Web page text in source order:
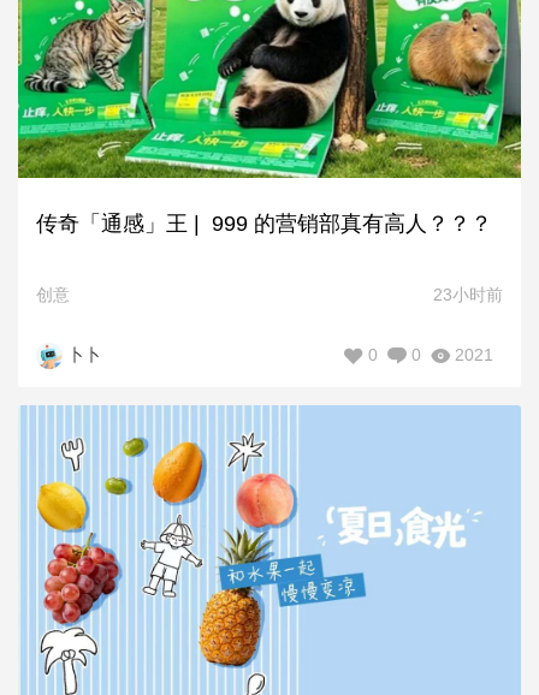
传奇「通感」王 | 999 的营销部真有高人？？？
创意 23小时前
卜卜 2021
0
0